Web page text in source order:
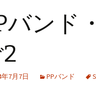
バンド
年7月7日 PPバンド